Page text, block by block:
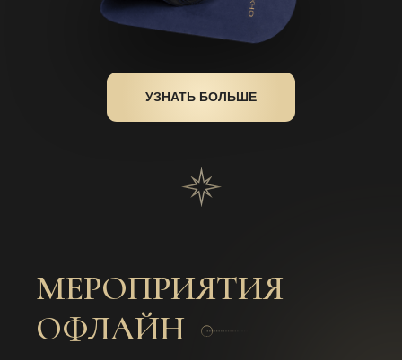
УЗНАТЬ БОЛЬШЕ
МЕРОПРИЯТИЯ
ОФЛАЙН